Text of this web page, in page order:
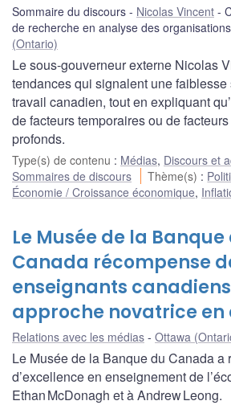
Sommaire du discours Nicolas Vincent
de recherche en analyse des
(Ontario)
Le sous-gouverneur externe Nicolas
tendances qui signalent une faiblesse
travail canadien, tout en expliquant
de facteurs temporaires ou de
profonds.
Type(s) de contenu : Médias, Discours et
Sommaires de discours
Thème(s) :
Économie / Croissance économique,
Le Musée de la Banque
Canada récompense
enseignants
approche novatrice en
Relations avec les médias Ottawa
Le Musée de la Banque du Canada a
d’excellence en enseignement de
Ethan McDonagh et à Andrew Leong.